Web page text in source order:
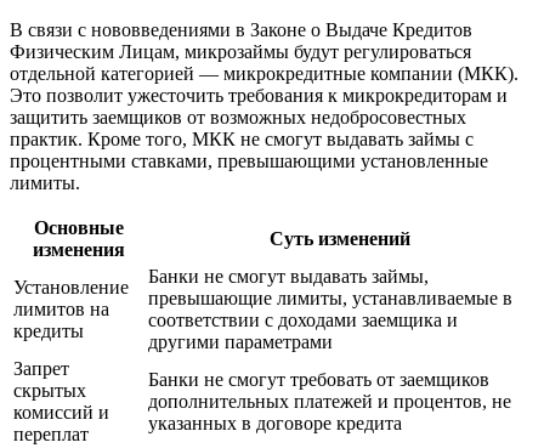
В связи с нововведениями в Законе о Выдаче Кредитов
Физическим Лицам, микрозаймы будут регулироваться
отдельной категорией — микрокредитные компании (МКК).
Это позволит ужесточить требования к микрокредиторам и
защитить заемщиков от возможных недобросовестных
практик. Кроме того, МКК не смогут выдавать займы с
процентными ставками, превышающими установленные
лимиты.
Основные
изменения
Суть изменений
Установление
лимитов на
кредиты
Банки не смогут выдавать займы,
превышающие лимиты, устанавливаемые в
соответствии с доходами заемщика и
другими параметрами
Запрет
скрытых
комиссий и
переплат
Банки не смогут требовать от заемщиков
дополнительных платежей и процентов, не
указанных в договоре кредита